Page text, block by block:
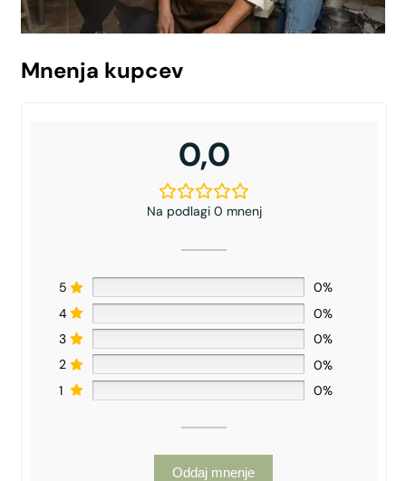
Mnenja kupcev
0,0
Na podlagi 0 mnenj
5
0%
4
0%
3
0%
2
0%
1
0%
Oddaj mnenje